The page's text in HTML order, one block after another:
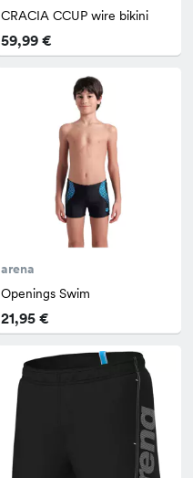
CRACIA CCUP wire bikini
59,99 €
arena
Openings Swim
21,95 €